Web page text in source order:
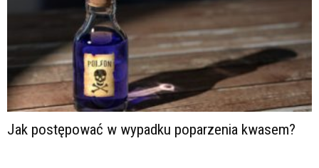
Jak postępować w wypadku poparzenia kwasem?